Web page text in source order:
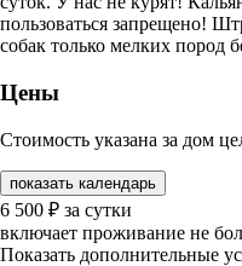
пользоваться запрещено!
собак только мелких пород
Цены
Стоимость указана за дом
показать календарь
6 500 ₽ за сутки
включает проживание не
Показать дополнительные